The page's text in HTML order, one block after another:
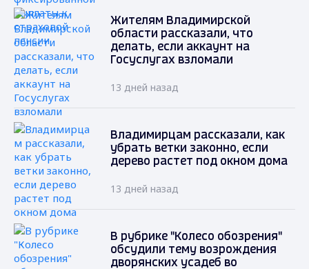
Жителям Владимирской
области рассказали, что
делать, если аккаунт на
Госуслугах взломали
13 дней назад
Владимирцам рассказали, как
убрать ветки законно, если
дерево растет под окном дома
13 дней назад
В рубрике "Колесо обозрения"
обсудили тему возрождения
дворянских усадеб во